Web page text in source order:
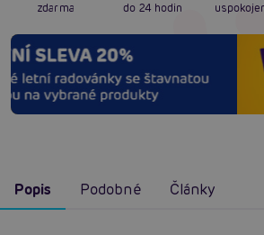
zdarma
do 24 hodin
Popis Podobné Články